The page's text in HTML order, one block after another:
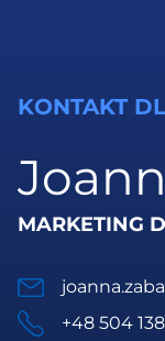
KONTAKT
MARKETING
+48 504